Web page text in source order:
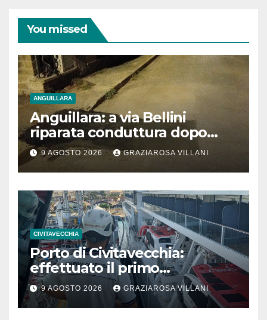
You missed
ANGUILLARA
Anguillara: a via Bellini
riparata conduttura dopo
segnalazione IdD
9 AGOSTO 2026 GRAZIAROSA VILLANI
CIVITAVECCHIA
Porto di Civitavecchia:
effettuato il primo
rifornimento di GNL ad una
nave da crociera
9 AGOSTO 2026 GRAZIAROSA VILLANI